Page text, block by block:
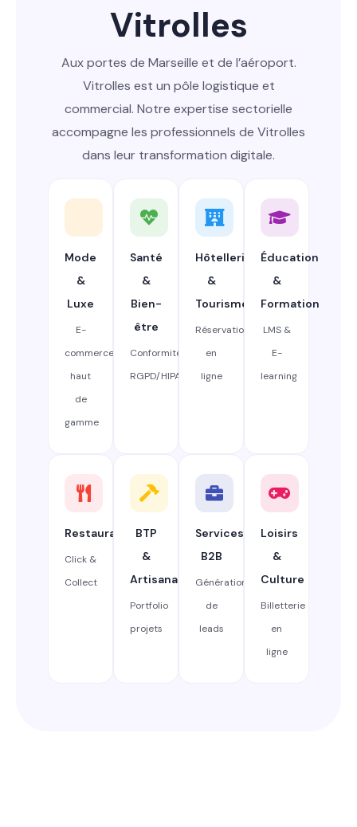
Vitrolles
Aux portes de Marseille et de l’aéroport.
Vitrolles est un pôle logistique et
commercial. Notre expertise sectorielle
accompagne les professionnels de Vitrolles
dans leur transformation digitale.
Mode
&
Luxe
E-
commerce
haut
de
gamme
Santé
&
Bien-
être
Conformité
RGPD/HIPAA
Hôtellerie
&
Tourisme
Réservation
en
ligne
Éducation
&
Formation
LMS &
E-
learning
Restauration
Click &
Collect
BTP
&
Artisanat
Portfolio
projets
Services
B2B
Génération
de
leads
Loisirs
&
Culture
Billetterie
en
ligne